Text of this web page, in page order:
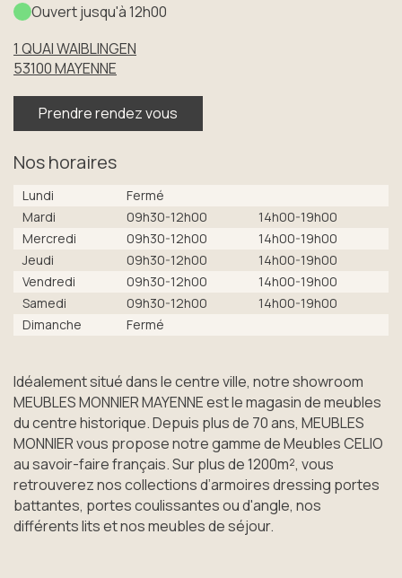
Ouvert jusqu'à 12h00
1 QUAI WAIBLINGEN
53100MAYENNE
Prendre rendez vous
Nos horaires
Lundi
Fermé
Mardi
09h30-12h00
14h00-19h00
Mercredi
09h30-12h00
14h00-19h00
Jeudi
09h30-12h00
14h00-19h00
Vendredi
09h30-12h00
14h00-19h00
Samedi
09h30-12h00
14h00-19h00
Dimanche
Fermé
Idéalement situé dans le centre ville, notre showroom
MEUBLES MONNIER MAYENNE est le magasin de meubles
du centre historique. Depuis plus de 70 ans, MEUBLES
MONNIER vous propose notre gamme de Meubles CELIO
au savoir-faire français. Sur plus de 1200m², vous
retrouverez nos collections d’armoires dressing portes
battantes, portes coulissantes ou d'angle, nos
différents lits et nos meubles de séjour.